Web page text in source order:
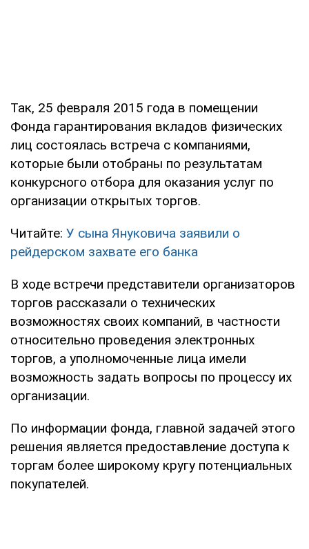
Так, 25 февраля 2015 года в помещении
Фонда гарантирования вкладов физических
лиц состоялась встреча с компаниями,
которые были отобраны по результатам
конкурсного отбора для оказания услуг по
организации открытых торгов.
Читайте: У сына Януковича заявили о
рейдерском захвате его банка
В ходе встречи представители организаторов
торгов рассказали о технических
возможностях своих компаний, в частности
относительно проведения электронных
торгов, а уполномоченные лица имели
возможность задать вопросы по процессу их
организации.
По информации фонда, главной задачей этого
решения является предоставление доступа к
торгам более широкому кругу потенциальных
покупателей.